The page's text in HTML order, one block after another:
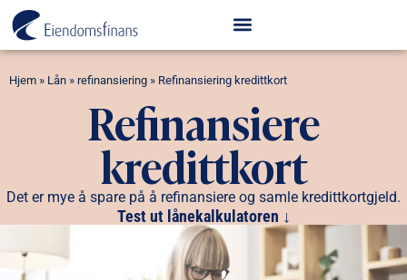
Hjem » Lån » refinansiering » Refinansiering kredittkort
Refinansiere
kredittkort
Det er mye å spare på å refinansiere og samle kredittkortgjeld.
Test ut lånekalkulatoren ↓